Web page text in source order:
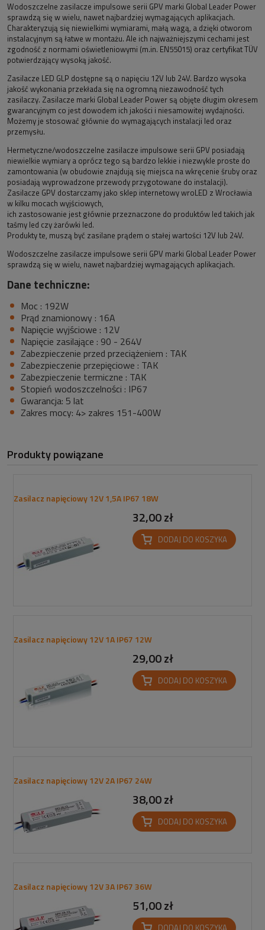
Wodoszczelne zasilacze impulsowe serii GPV marki Global Leader Power
sprawdzą się w wielu, nawet najbardziej wymagających aplikacjach.
Charakteryzują się niewielkimi wymiarami, małą wagą, a dzięki otworom
instalacyjnym są łatwe w montażu. Ale ich najważniejszymi cechami jest
zgodność z normami oświetleniowymi (m.in. EN55015) oraz certyfikat TÜV
potwierdzający wysoką jakość.
Zasilacze LED GLP dostępne są o napięciu 12V lub 24V. Bardzo wysoka
jakość wykonania przekłada się na ogromną niezawodność tych
zasilaczy. Zasilacze marki Global Leader Power są objęte długim okresem
gwarancyjnym co jest dowodem ich jakości i niesamowitej wydajności.
Możemy je stosować głównie do wymagających instalacji led oraz
przemysłu.
Hermetyczne/wodoszczelne zasilacze impulsowe serii GPV posiadają
niewielkie wymiary a oprócz tego są bardzo lekkie i niezwykle proste do
zamontowania (w obudowie znajdują się miejsca na wkręcenie śruby oraz
posiadają wyprowadzone przewody przygotowane do instalacji).
Zasilacze GPV dostarczamy jako sklep internetowy wroLED z Wrocławia
w kilku mocach wyjściowych,
ich zastosowanie jest głównie przeznaczone do produktów led takich jak
taśmy led czy żarówki led.
Produkty te, muszą być zasilane prądem o stałej wartości 12V lub 24V.
Wodoszczelne zasilacze impulsowe serii GPV marki Global Leader Power
sprawdzą się w wielu, nawet najbardziej wymagających aplikacjach.
Dane techniczne:
Moc : 192W
Prąd znamionowy : 16A
Napięcie wyjściowe : 12V
Napięcie zasilające : 90 - 264V
Zabezpieczenie przed przeciążeniem : TAK
Zabezpieczenie przepięciowe : TAK
Zabezpieczenie termiczne : TAK
Stopień wodoszczelności : IP67
Gwarancja: 5 lat
Zakres mocy: 4> zakres 151-400W
Produkty powiązane
Zasilacz napięciowy 12V 1,5A IP67 18W
32,00 zł
DODAJ DO KOSZYKA
Zasilacz napięciowy 12V 1A IP67 12W
29,00 zł
DODAJ DO KOSZYKA
Zasilacz napięciowy 12V 2A IP67 24W
38,00 zł
DODAJ DO KOSZYKA
Zasilacz napięciowy 12V 3A IP67 36W
51,00 zł